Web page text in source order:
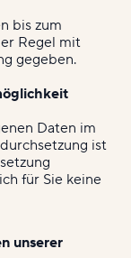
bis zum
Regel mit
gegeben.
Daten im
ist
für Sie keine
unserer